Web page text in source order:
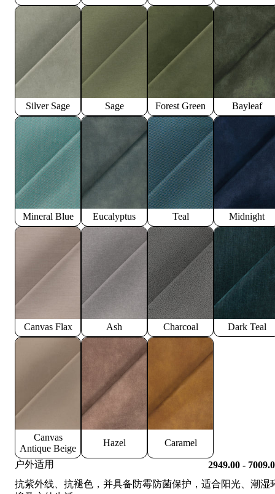
Silver Sage Sage Forest Green Bayleaf
Mineral Blue Eucalyptus Teal Midnight
Canvas Flax Ash Charcoal Dark Teal
Canvas
Antique Beige
Hazel Caramel
户外适用
2949.00 -
抗紫外线、抗褪色，并具备防霉防菌保护，适合阳光、潮湿